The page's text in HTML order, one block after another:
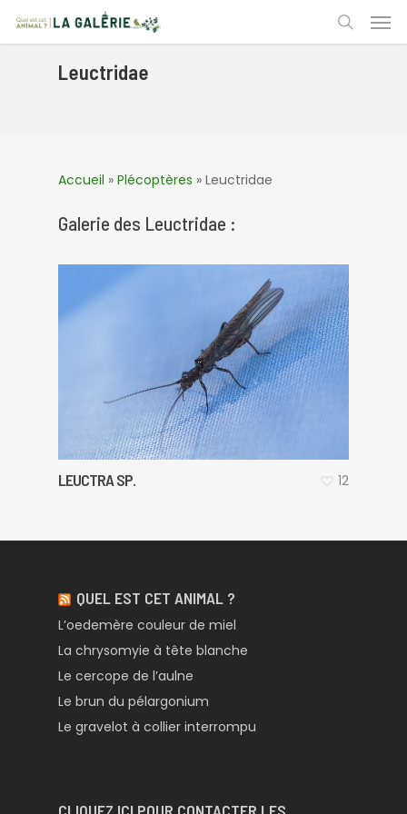
main
search
Leuctridae
Accueil » Plécoptères » Leuctridae
Galerie des Leuctridae :
LEUCTRA SP. 12
QUEL EST CET ANIMAL ?
L’oedemère couleur de miel
La chrysomyie à tête blanche
Le cercope de l’aulne
Le brun du pélargonium
Le gravelot à collier interrompu